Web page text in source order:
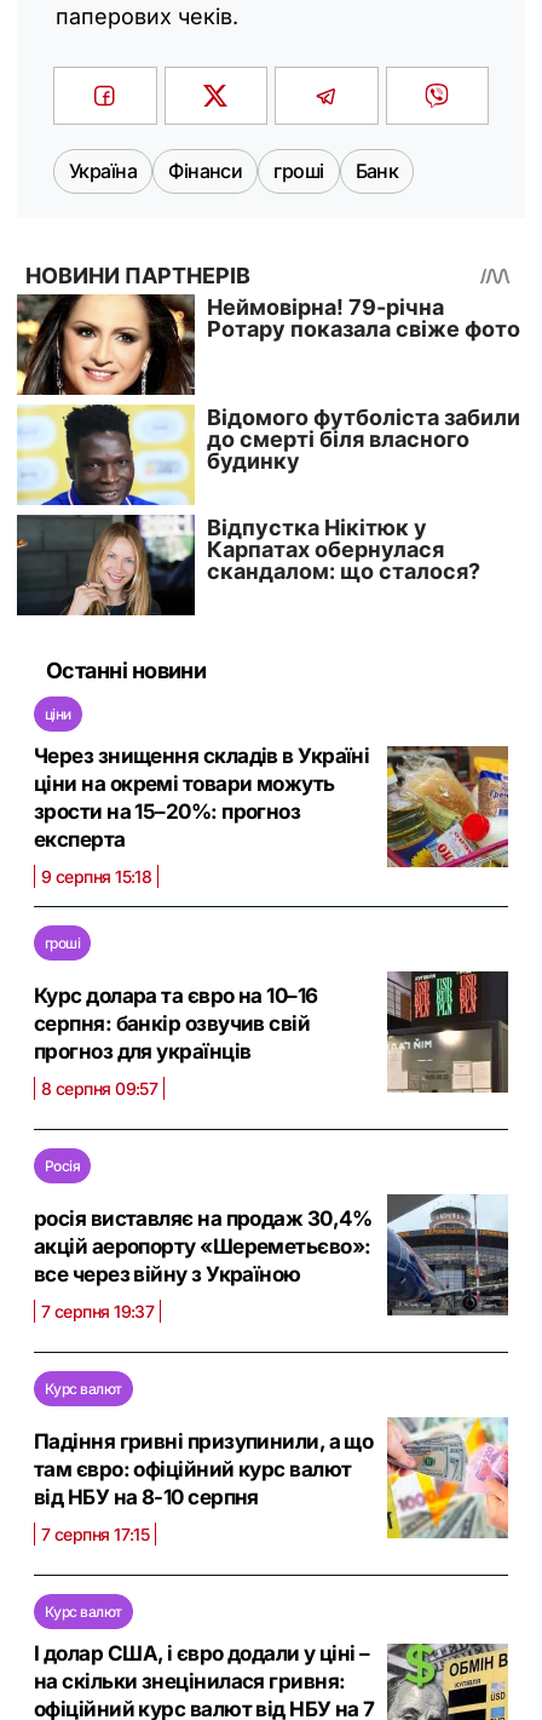
паперових чеків.
Україна Фінанси гроші Банк
Останні новини
ціни
Через знищення складів в Україні
ціни на окремі товари можуть
зрости на 15–20%: прогноз
експерта
9 серпня 15:18
гроші
Курс долара та євро на 10–16
серпня: банкір озвучив свій
прогноз для українців
8 серпня 09:57
Росія
росія виставляє на продаж 30,4%
акцій аеропорту «Шереметьєво»:
все через війну з Україною
7 серпня 19:37
Курс валют
Падіння гривні призупинили, а що
там євро: офіційний курс валют
від НБУ на 8-10 серпня
7 серпня 17:15
Курс валют
І долар США, і євро додали у ціні –
на скільки знецінилася гривня:
офіційний курс валют від НБУ на 7